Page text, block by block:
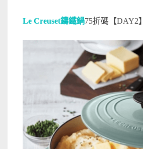
Le Creuset鑄鐵鍋75折碼【DAY2】